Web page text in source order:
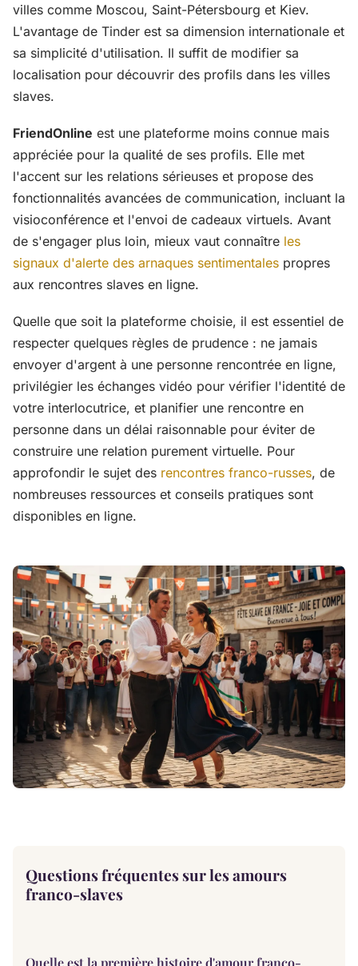
villes comme Moscou, Saint-Pétersbourg et Kiev.
L'avantage de Tinder est sa dimension internationale et
sa simplicité d'utilisation. Il suffit de modifier sa
localisation pour découvrir des profils dans les villes
slaves.
FriendOnline est une plateforme moins connue mais
appréciée pour la qualité de ses profils. Elle met
l'accent sur les relations sérieuses et propose des
fonctionnalités avancées de communication, incluant la
visioconférence et l'envoi de cadeaux virtuels. Avant
de s'engager plus loin, mieux vaut connaître les
signaux d'alerte des arnaques sentimentales propres
aux rencontres slaves en ligne.
Quelle que soit la plateforme choisie, il est essentiel de
respecter quelques règles de prudence : ne jamais
envoyer d'argent à une personne rencontrée en ligne,
privilégier les échanges vidéo pour vérifier l'identité de
votre interlocutrice, et planifier une rencontre en
personne dans un délai raisonnable pour éviter de
construire une relation purement virtuelle. Pour
approfondir le sujet des rencontres franco-russes, de
nombreuses ressources et conseils pratiques sont
disponibles en ligne.
Questions fréquentes sur les amours
franco-slaves
Quelle est la première histoire d'amour franco-